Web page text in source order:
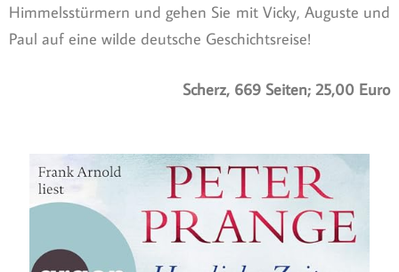
Himmelsstürmern und gehen Sie mit Vicky, Auguste und
Paul auf eine wilde deutsche Geschichtsreise!
Scherz, 669 Seiten; 25,00 Euro